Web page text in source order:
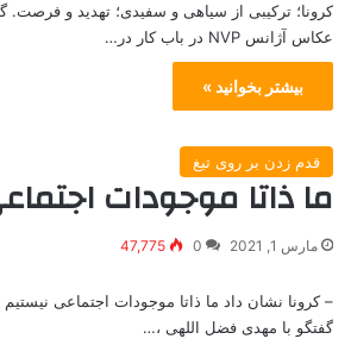
کرونا؛ ترکیبی از سیاهی و سفیدی؛ تهدید و فرصت.
عکاس آژانس NVP در باب کار در…
بیشتر بخوانید »
قدم زدن بر روی تیغ
ما ذاتا موجودات
مارس 1, 2021 0
47,775
– کرونا نشان داد ما ذاتا موجودات اجتماعی
گفتگو با مهدی فضل اللهی ،…